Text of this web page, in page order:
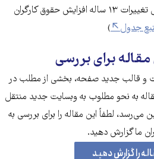
زده است. در همین زمینه جدول تغییرات ۱۳ ساله افزایش حقوق کارگران
جدول )
برای بررسی
و قالب جدید صفحه، بخشی از مطلب در
به نحو مطلوب به وبسایت جدید منتقل
لطفاً این مقاله را برای بررسی به
ما گزارش دهید.
را گزارش دهید